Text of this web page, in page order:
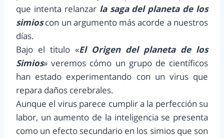
que intenta relanzar la saga del planeta de los
simioscon un argumento más acorde a nuestros
días.
Bajo el titulo «El Origen del planeta de los
Simios» veremos cómo un grupo de científicos
han estado experimentando con un virus que
repara daños cerebrales.
Aunque el virus parece cumplir a la perfección su
labor, un aumento de la inteligencia se presenta
como un efecto secundario en los simios que son